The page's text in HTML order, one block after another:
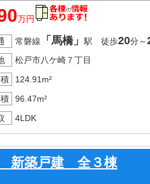
住宅性能表示制度の6項目で最
き）。
ト35S利用可能でさらに安心。
万円
常磐線 「馬橋」 駅 徒歩20分～
松戸市八ケ崎７丁目
124.91m²
96.47m²
4LDK
新築戸建 全３棟